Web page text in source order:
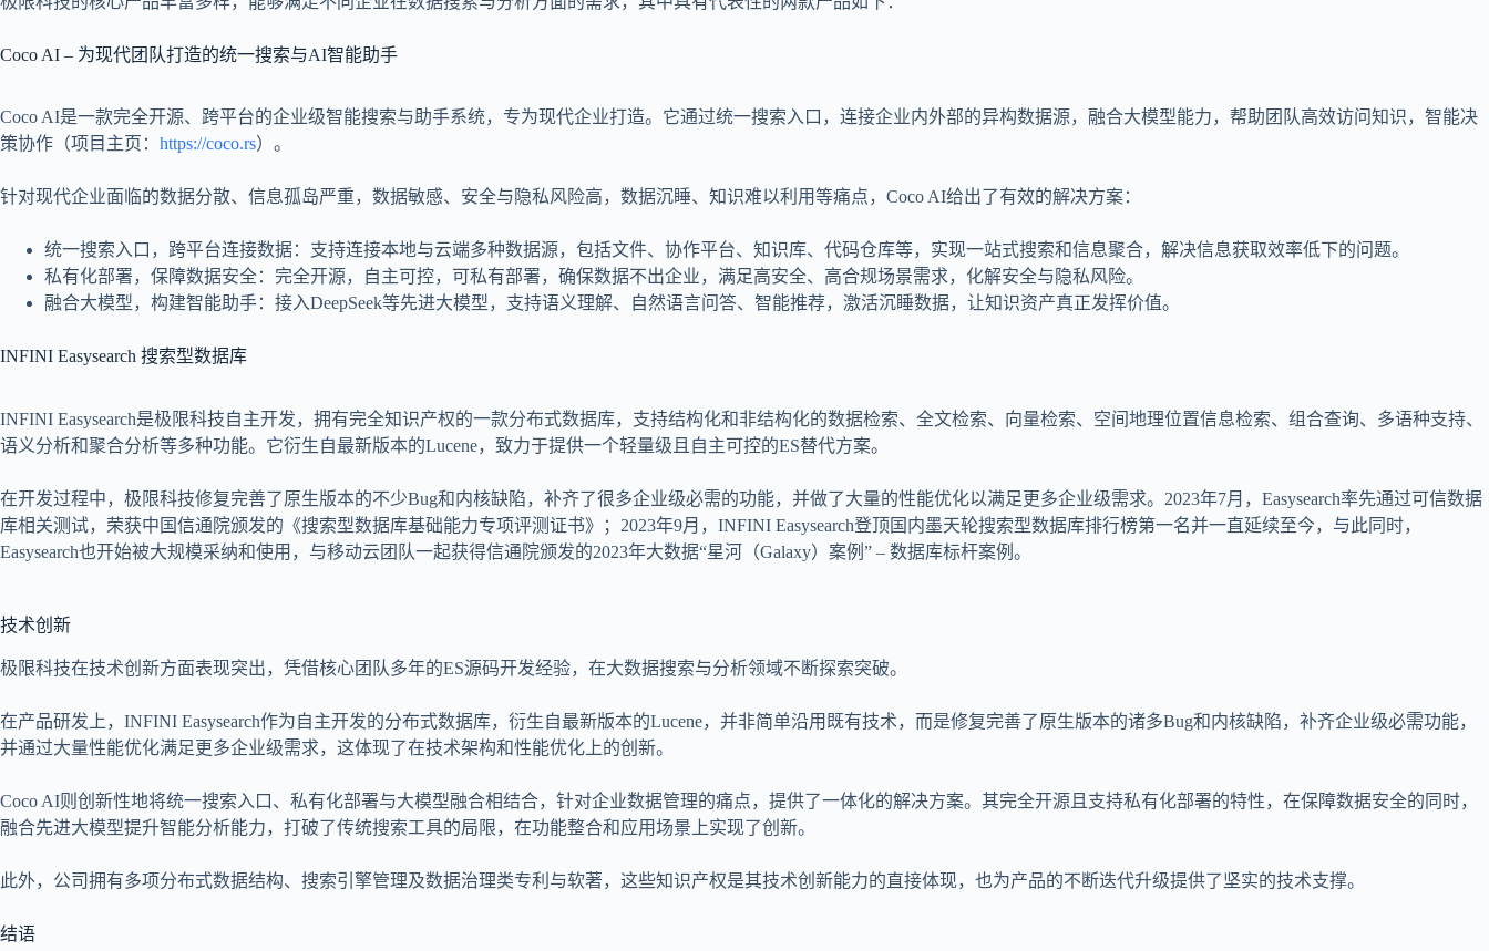
Coco AI – 为现代团队打造的统一搜索与AI智能助手
Coco AI是一款完全开源、跨平台的企业级智能搜索与助手系统，专为现代企业打造。它通过统一搜索入口，连接企业内外部的异构数据源，融合大模型能力，帮助团队高效访问知识，智能决
策协作（项目主页： https://coco.rs）。
针对现代企业面临的数据分散、信息孤岛严重，数据敏感、安全与隐私风险高，数据沉睡、知识难以利用等痛点，Coco AI给出了有效的解决方案：
统一搜索入口，跨平台连接数据：支持连接本地与云端多种数据源，包括文件、协作平台、知识库、代码仓库等，实现一站式搜索和信息聚合，解决信息获取效率低下的问题。
私有化部署，保障数据安全：完全开源，自主可控，可私有部署，确保数据不出企业，满足高安全、高合规场景需求，化解安全与隐私风险。
融合大模型，构建智能助手：接入DeepSeek等先进大模型，支持语义理解、自然语言问答、智能推荐，激活沉睡数据，让知识资产真正发挥价值。
INFINI Easysearch 搜索型数据库
INFINI Easysearch是极限科技自主开发，拥有完全知识产权的一款分布式数据库，支持结构化和非结构化的数据检索、全文检索、向量检索、空间地理位置信息检索、组合查询、多语种支持、
语义分析和聚合分析等多种功能。它衍生自最新版本的Lucene，致力于提供一个轻量级且自主可控的ES替代方案。
在开发过程中，极限科技修复完善了原生版本的不少Bug和内核缺陷，补齐了很多企业级必需的功能，并做了大量的性能优化以满足更多企业级需求。2023年7月，Easysearch率先通过可信数据
库相关测试，荣获中国信通院颁发的《搜索型数据库基础能力专项评测证书》；2023年9月，INFINI Easysearch登顶国内墨天轮搜索型数据库排行榜第一名并一直延续至今，与此同时，
Easysearch也开始被大规模采纳和使用，与移动云团队一起获得信通院颁发的2023年大数据“星河（Galaxy）案例” – 数据库标杆案例。
技术创新
极限科技在技术创新方面表现突出，凭借核心团队多年的ES源码开发经验，在大数据搜索与分析领域不断探索突破。
在产品研发上，INFINI Easysearch作为自主开发的分布式数据库，衍生自最新版本的Lucene，并非简单沿用既有技术，而是修复完善了原生版本的诸多Bug和内核缺陷，补齐企业级必需功能，
并通过大量性能优化满足更多企业级需求，这体现了在技术架构和性能优化上的创新。
Coco AI则创新性地将统一搜索入口、私有化部署与大模型融合相结合，针对企业数据管理的痛点，提供了一体化的解决方案。其完全开源且支持私有化部署的特性，在保障数据安全的同时，
融合先进大模型提升智能分析能力，打破了传统搜索工具的局限，在功能整合和应用场景上实现了创新。
此外，公司拥有多项分布式数据结构、搜索引擎管理及数据治理类专利与软著，这些知识产权是其技术创新能力的直接体现，也为产品的不断迭代升级提供了坚实的技术支撑。
结语